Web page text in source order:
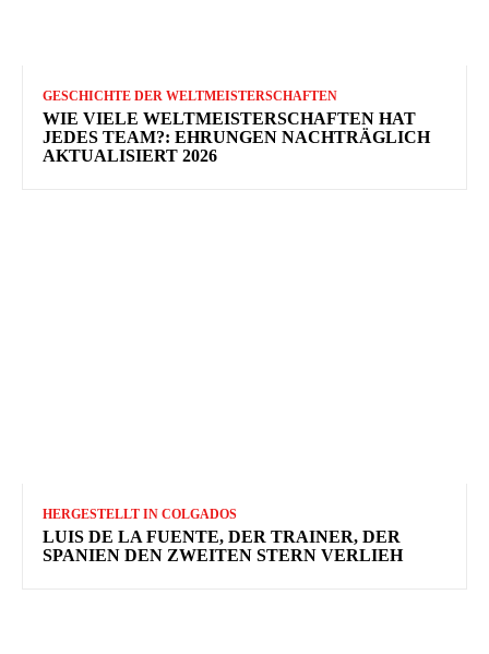
GESCHICHTE DER WELTMEISTERSCHAFTEN
WIE VIELE WELTMEISTERSCHAFTEN HAT
JEDES TEAM?: EHRUNGEN NACHTRÄGLICH
AKTUALISIERT 2026
HERGESTELLT IN COLGADOS
LUIS DE LA FUENTE, DER TRAINER, DER
SPANIEN DEN ZWEITEN STERN VERLIEH